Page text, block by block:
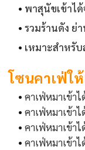
• พาสุนัขเข้าได้
• รวมร้านดัง ย่
• เหมาะสำหรั
โซนคาเฟ่ใ
• คาเฟ่หมาเข้า
• คาเฟ่หมาเข้าไ
• คาเฟ่หมาเข้าไ
• คาเฟ่หมาเข้าไ